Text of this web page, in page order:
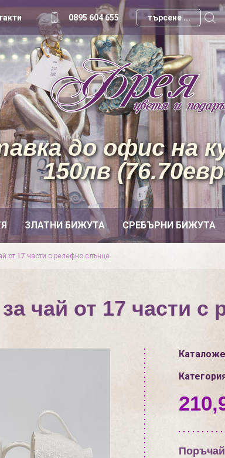
0895 604 655
ЗЛАТНИ БИЖУТА СРЕБЪРНИ БИЖУТА
до офис на
150лв
от 17 части с релефно слънце
чай от 17 части